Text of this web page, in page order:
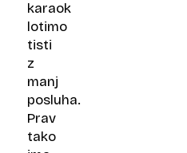
karaok
lotimo
tisti
z
manj
posluha.
Prav
tako